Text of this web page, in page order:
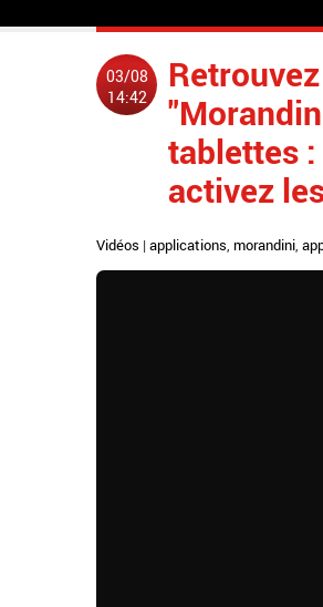
03/08
14:42
tablettes
activez
Vidéos | applications, morandini,